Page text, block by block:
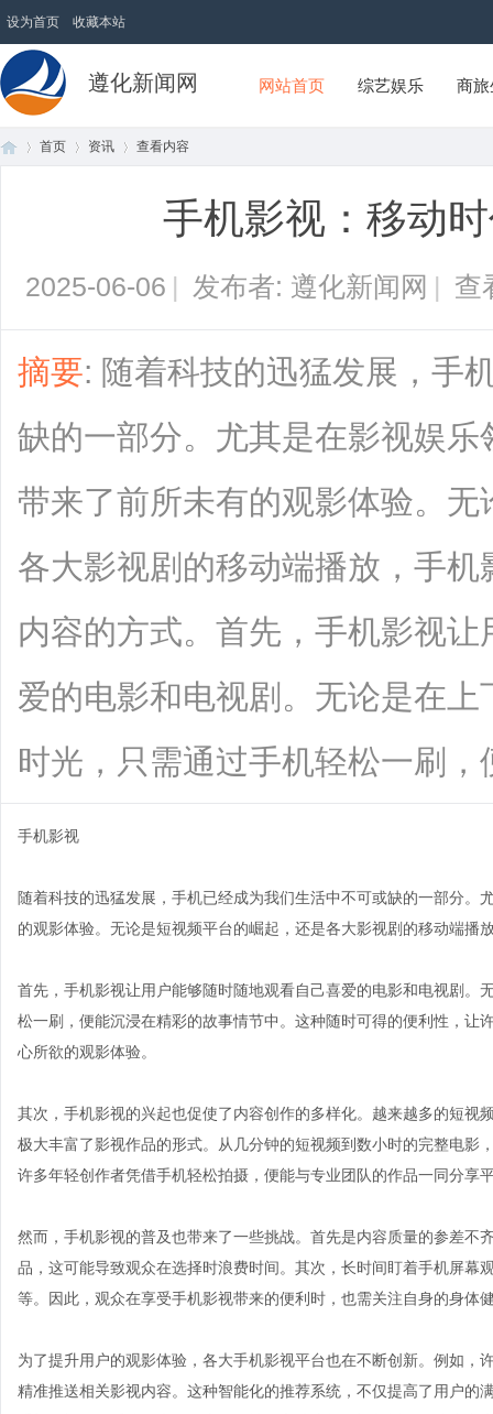
设为首页 收藏本站
遵化新闻网 网站首页 综艺娱乐 商
首页 资讯 查看内容
手机影视：移动
2025-06-06 | 发布者: 遵化新闻网 | 查
摘要: 随着科技的迅猛发展，手
缺的一部分。尤其是在影视娱
带来了前所未有的观影体验。
各大影视剧的移动端播放，手
内容的方式。首先，手机影视
爱的电影和电视剧。无论是在
时光，只需通过手机轻松一刷，
手机影视
随着科技的迅猛发展，手机已经成为我们生活中不可或缺的一部分
的观影体验。无论是短视频平台的崛起，还是各大影视剧的移动端播
首先，手机影视让用户能够随时随地观看自己喜爱的电影和电视剧。
松一刷，便能沉浸在精彩的故事情节中。这种随时可得的便利性，让
心所欲的观影体验。
其次，手机影视的兴起也促使了内容创作的多样化。越来越多的短视
极大丰富了影视作品的形式。从几分钟的短视频到数小时的完整电影
许多年轻创作者凭借手机轻松拍摄，便能与专业团队的作品一同分享
然而，手机影视的普及也带来了一些挑战。首先是内容质量的参差不
品，这可能导致观众在选择时浪费时间。其次，长时间盯着手机屏幕
等。因此，观众在享受手机影视带来的便利时，也需关注自身的身体
为了提升用户的观影体验，各大手机影视平台也在不断创新。例如
精准推送相关影视内容。这种智能化的推荐系统，不仅提高了用户